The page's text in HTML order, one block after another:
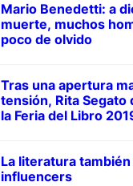
Mario Benedetti: a
muerte, muchos
poco de olvido
Tras una apertura
tensión, Rita Segato
la Feria del Libro
La literatura
influencers